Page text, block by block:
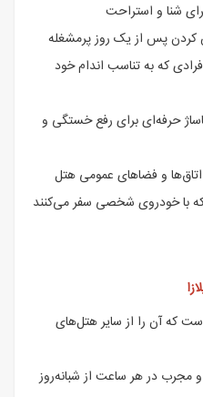
شنا و استراحت
کردن پس از یک روز پرمشغله
که به تناسب اندام خود
حرفه‌ای برای رفع خستگی و
و فضاهای عمومی هتل
که با خودروی شخصی سفر می‌کنند
که آن را از سایر هتل‌های
و مجرب در هر ساعت از شبانه‌روز